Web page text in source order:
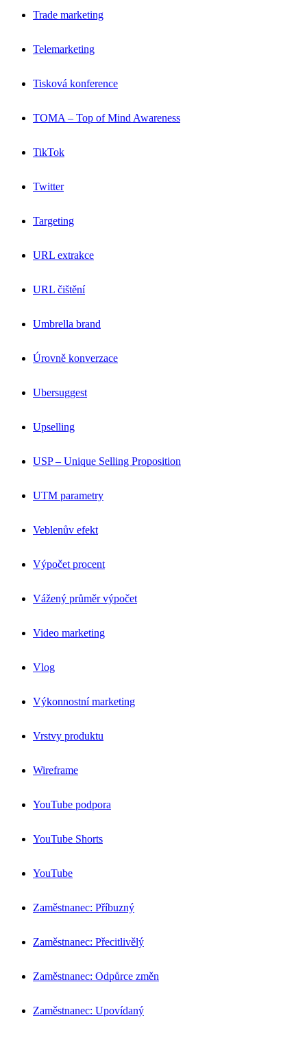
Trade marketing
Telemarketing
Tisková konference
TOMA – Top of Mind Awareness
TikTok
Twitter
Targeting
URL extrakce
URL čištění
Umbrella brand
Úrovně konverzace
Ubersuggest
Upselling
USP – Unique Selling Proposition
UTM parametry
Veblenův efekt
Výpočet procent
Vážený průměr výpočet
Video marketing
Vlog
Výkonnostní marketing
Vrstvy produktu
Wireframe
YouTube podpora
YouTube Shorts
YouTube
Zaměstnanec: Příbuzný
Zaměstnanec: Přecitlivělý
Zaměstnanec: Odpůrce změn
Zaměstnanec: Upovídaný